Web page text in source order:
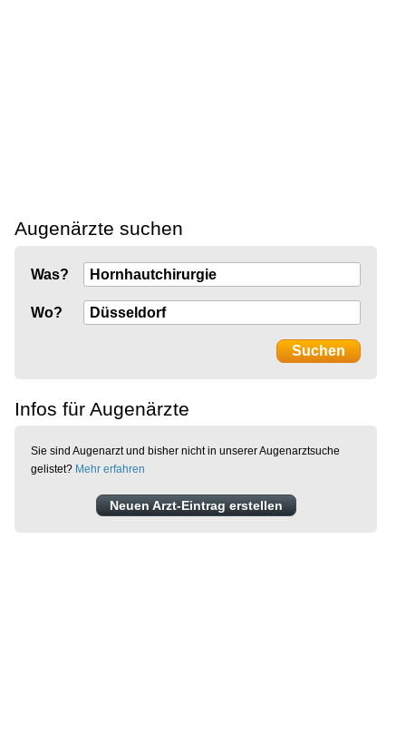
Augenärzte suchen
Was?
Wo?
Infos für Augenärzte
Sie sind Augenarzt und bisher nicht in unserer Augenarztsuche
gelistet? Mehr erfahren
Neuen Arzt-Eintrag erstellen